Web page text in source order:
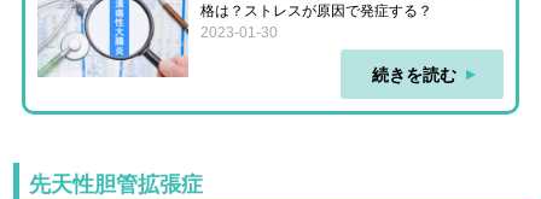
格は？ストレスが原因で発症する？
2023-01-30
続きを読む
先天性胆管拡張症